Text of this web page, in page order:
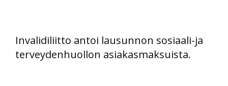
Invalidiliitto antoi lausunnon sosiaali-ja
terveydenhuollon asiakasmaksuista.